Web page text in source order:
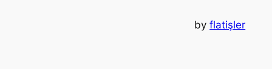
byflatişler